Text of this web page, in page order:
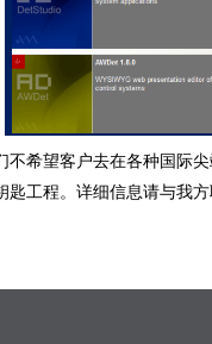
不希望客户去在各种国际
匙工程。详细信息请与我